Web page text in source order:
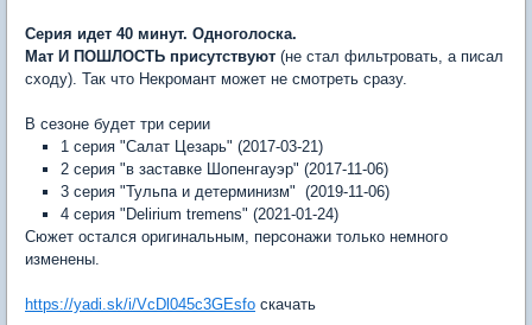
Серия идет 40 минут. Одноголоска.
Мат И ПОШЛОСТЬ присутствуют (не стал фильтровать, а писал
сходу). Так что Некромант может не смотреть сразу.
В сезоне будет три серии
1 серия "Салат Цезарь" (2017-03-21)
2 серия "в заставке Шопенгауэр" (2017-11-06)
3 серия "Тульпа и детерминизм" (2019-11-06)
4 серия "Delirium tremens" (2021-01-24)
Сюжет остался оригинальным, персонажи только немного
изменены.
https://yadi.sk/i/VcDl045c3GEsfo скачать